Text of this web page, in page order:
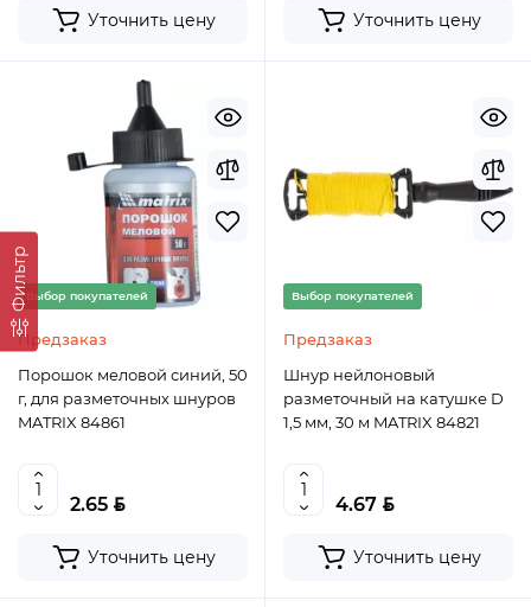
Фильтр
Уточнить цену Уточнить цену
Выбор покупателей
Предзаказ
Порошок меловой синий, 50
г, для разметочных шнуров
MATRIX 84861
2.65 BYN
Уточнить цену
Выбор покупателей
Предзаказ
Шнур нейлоновый
разметочный на катушке D
1,5 мм, 30 м MATRIX 84821
4.67 BYN
Уточнить цену